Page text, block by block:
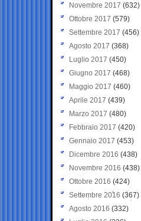
Novembre 2017 (632)
Ottobre 2017 (579)
Settembre 2017 (456)
Agosto 2017 (368)
Luglio 2017 (450)
Giugno 2017 (468)
Maggio 2017 (460)
Aprile 2017 (439)
Marzo 2017 (480)
Febbraio 2017 (420)
Gennaio 2017 (453)
Dicembre 2016 (438)
Novembre 2016 (438)
Ottobre 2016 (424)
Settembre 2016 (367)
Agosto 2016 (332)